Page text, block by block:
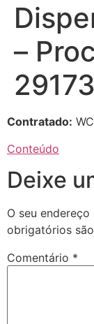
–
Contratado:
Conteúdo
Deixe
O seu
obrigatórios
Comentário *